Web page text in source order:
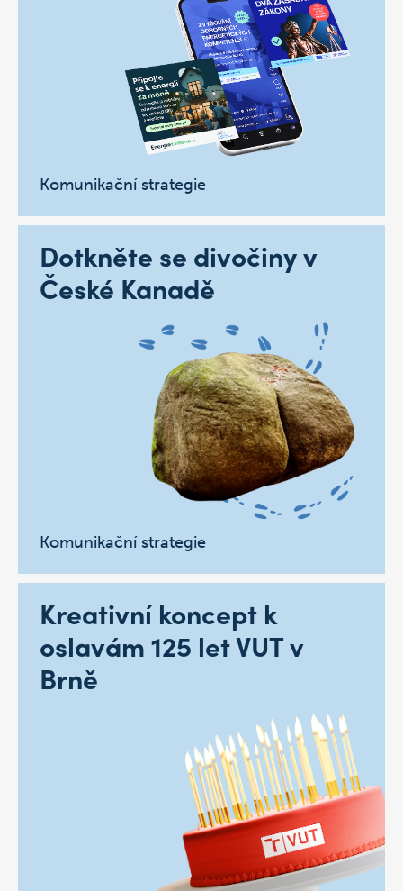
Komunikační strategie
Dotkněte se divočiny v
České Kanadě
Komunikační strategie
Kreativní koncept k
oslavám 125 let VUT v
Brně